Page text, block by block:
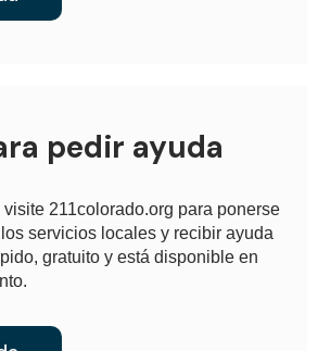
pedir ayuda
visite 211colorado.org para ponerse
servicios locales y recibir ayuda
gratuito y está disponible en